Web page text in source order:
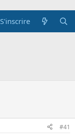
S'inscrire
#41